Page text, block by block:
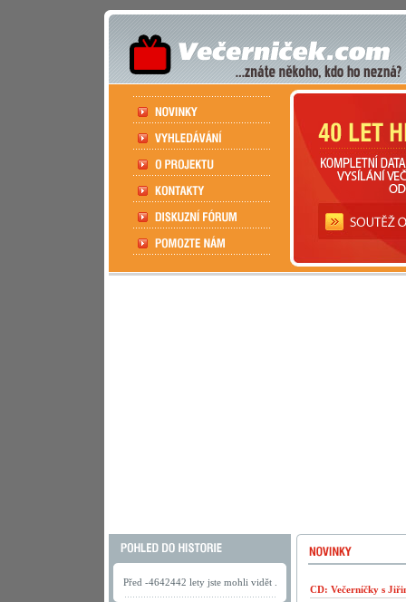
Před -4642442 lety jste mohli vidět .
CD: Večerníčky s